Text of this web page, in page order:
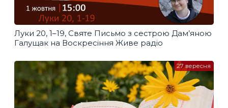
Луки 20, 1–19, Святе Письмо з сестрою Дам’яною
Галущак​ на Воскресіння Живе радіо
27 вересня